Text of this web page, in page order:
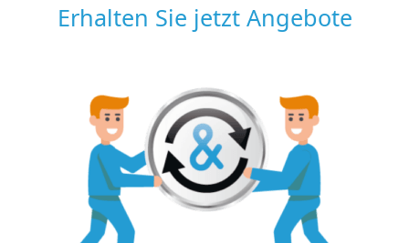
Erhalten Sie jetzt Angebote